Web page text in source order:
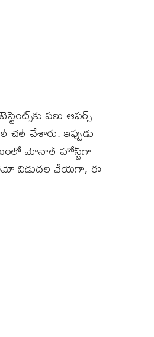
ప‌లు ఆఫ‌ర్స్
చ‌ల్ చేశారు. ఇప్పుడు
మోనాల్ హోస్ట్‌గా
విడుద‌ల చేయ‌గా, ఈ